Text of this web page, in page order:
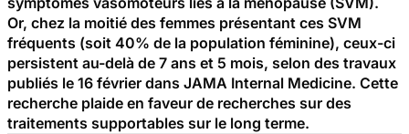
Or, chez la moitié des femmes présentant ces SVM
fréquents (soit 40% de la population féminine), ceux-ci
persistent au-delà de 7 ans et 5 mois, selon des travaux
publiés le 16 février dans JAMA Internal Medicine. Cette
recherche plaide en faveur de recherches sur des
traitements supportables sur le long terme.